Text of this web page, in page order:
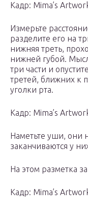
Кадр: Mima’s
Измерьте
разделите его на
нижняя треть,
нижней губой.
три части и
третей, ближних к
уголки рта.
Кадр: Mima’s
Наметьте уши, они
заканчиваются у
На этом разметка
Кадр: Mima’s